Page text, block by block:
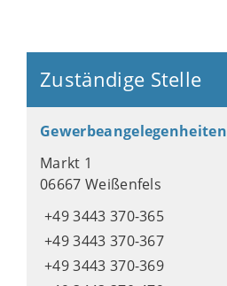
Zuständige Stelle
Gewerbeangelegenheiten
Markt 1
06667 Weißenfels
+49 3443 370-365
+49 3443 370-367
+49 3443 370-369